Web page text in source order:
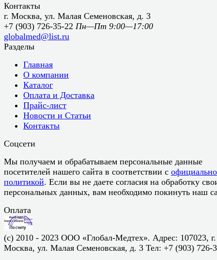
Контакты
г. Москва, ул. Малая Семеновская, д. 3
+7 (903) 726-35-22 Пн—Пт 9:00—17:00
globalmed@list.ru
Разделы
Главная
О компании
Каталог
Оплата и Доставка
Прайс-лист
Новости и Статьи
Контакты
Соцсети
Мы получаем и обрабатываем персональные данные
посетителей нашего сайта в соответствии с
политикой. Если вы не даете согласия на обработку
персональных данных, вам необходимо покинуть наш
Оплата
(c) 2010 - 2023 ООО «Глобал-Медтех». Адрес: 107023, г.
Москва, ул. Малая Семеновская, д. 3 Тел: +7 (903) 726-